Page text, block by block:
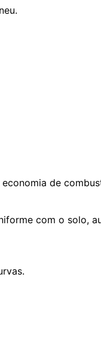
de
com o solo,